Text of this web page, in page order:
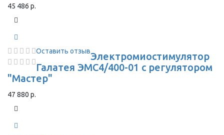
45 486 р.
Оставить отзывЭлектромиостимулятор
Галатея ЭМС4/400-01 с регулятором
"Мастер"
47 880 р.